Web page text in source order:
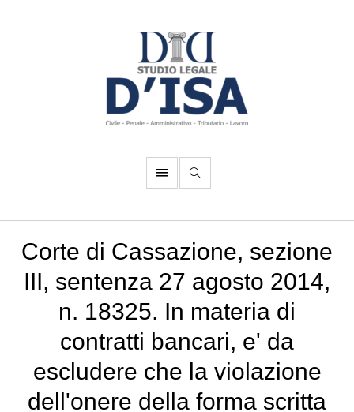
Corte di Cassazione, sezione
III, sentenza 27 agosto 2014,
n. 18325. In materia di
contratti bancari, e' da
escludere che la violazione
dell'onere della forma scritta